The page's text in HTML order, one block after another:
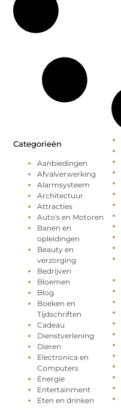
Categorieën
Aanbiedingen
Afvalverwerking
Alarmsysteem
Architectuur
Attracties
Auto's en Motoren
Banen en
opleidingen
Beauty en
verzorging
Bedrijven
Bloemen
Blog
Boeken en
Tijdschriften
Cadeau
Dienstverlening
Dieren
Electronica en
Computers
Energie
Entertainment
Eten en drinken